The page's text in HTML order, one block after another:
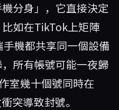
分身」，它直接決定
如在TikTok上矩陣
機都共享同一個設備
所有帳號可能一夜歸
室幾十個號同時在
突導致封號。